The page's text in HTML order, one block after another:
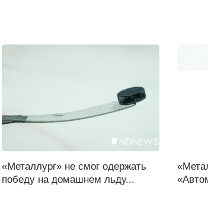
«Металлург» не смог одержать
победу на домашнем льду...